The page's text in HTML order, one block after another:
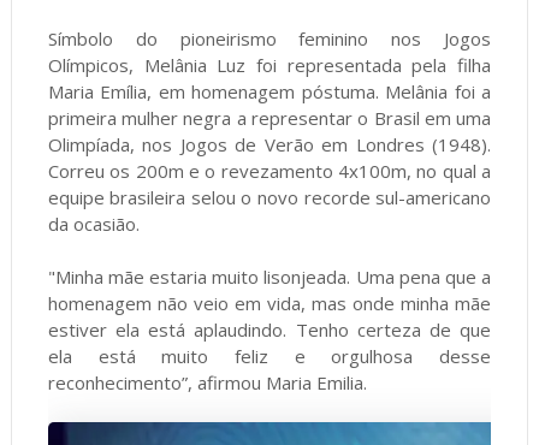
Símbolo do pioneirismo feminino nos Jogos
Olímpicos, Melânia Luz foi representada pela filha
Maria Emília, em homenagem póstuma. Melânia foi a
primeira mulher negra a representar o Brasil em uma
Olimpíada, nos Jogos de Verão em Londres (1948).
Correu os 200m e o revezamento 4x100m, no qual a
equipe brasileira selou o novo recorde sul-americano
da ocasião.
"Minha mãe estaria muito lisonjeada. Uma pena que a
homenagem não veio em vida, mas onde minha mãe
estiver ela está aplaudindo. Tenho certeza de que
ela está muito feliz e orgulhosa desse
reconhecimento”, afirmou Maria Emilia.